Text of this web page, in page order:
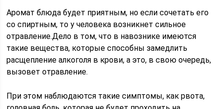
Аромат блюда будет приятным, но если сочетать его
со спиртным, то у человека возникнет сильное
отравление.Дело в том, что в навознике имеются
такие вещества, которые способны замедлить
расщепление алкоголя в крови, а это, в свою очередь,
вызовет отравление.
При этом наблюдаются такие симптомы, как рвота,